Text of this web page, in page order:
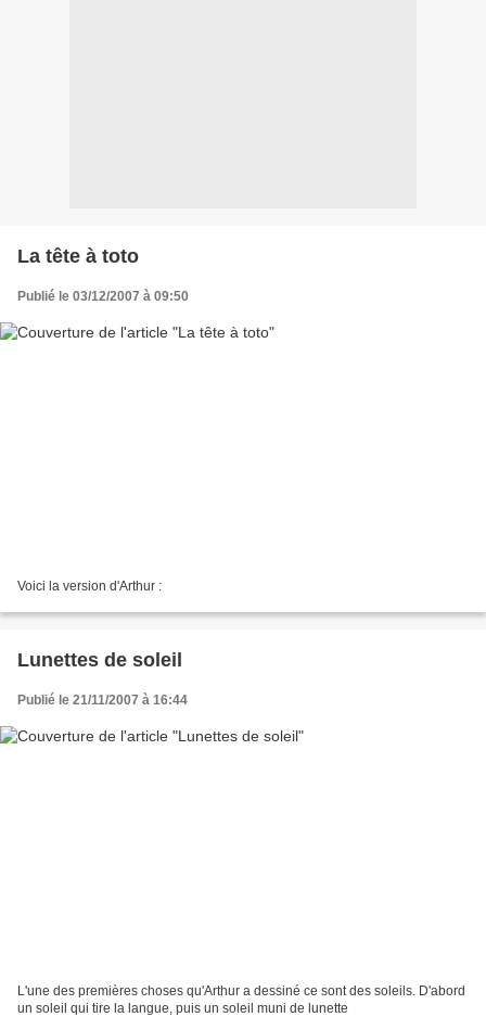
La tête à toto
Publié le 03/12/2007 à 09:50
Voici la version d'Arthur :
Lunettes de soleil
Publié le 21/11/2007 à 16:44
L'une des premières choses qu'Arthur a dessiné ce sont des soleils. D'abord
un soleil qui tire la langue, puis un soleil muni de lunette